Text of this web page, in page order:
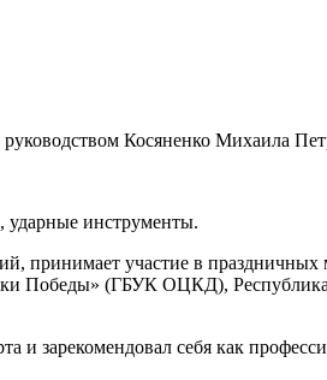
Косяненко Михаила
ударные инструменты.
принимает участие в
Победы» (ГБУК ОЦКД),
и зарекомендовал себя как